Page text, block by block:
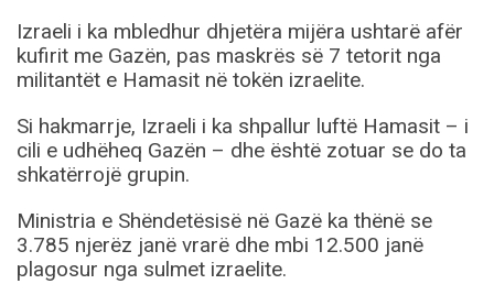
Izraeli i ka mbledhur dhjetëra mijëra ushtarë afër
kufirit me Gazën, pas maskrës së 7 tetorit nga
militantët e Hamasit në tokën izraelite.
Si hakmarrje, Izraeli i ka shpallur luftë Hamasit – i
cili e udhëheq Gazën – dhe është zotuar se do ta
shkatërrojë grupin.
Ministria e Shëndetësisë në Gazë ka thënë se
3.785 njerëz janë vrarë dhe mbi 12.500 janë
plagosur nga sulmet izraelite.